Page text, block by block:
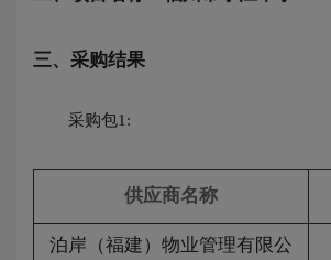
三、采购结果
采购包1:
供应商名称
泊岸（福建）物业管理有限公